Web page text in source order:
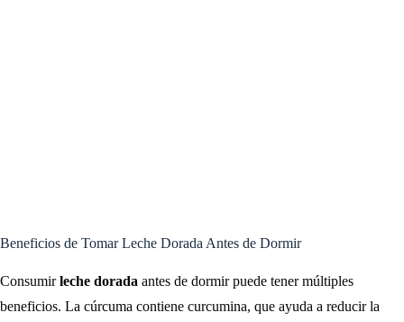
Beneficios de Tomar Leche Dorada Antes de Dormir
Consumirleche dorada antes de dormir puede tener múltiples
beneficios. La cúrcuma contiene curcumina, que ayuda a reducir la